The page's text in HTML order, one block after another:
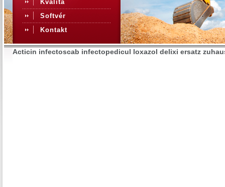
Kvalita
Softvér
Kontakt
Acticin infectoscab infectopedicul loxazol delixi ersatz